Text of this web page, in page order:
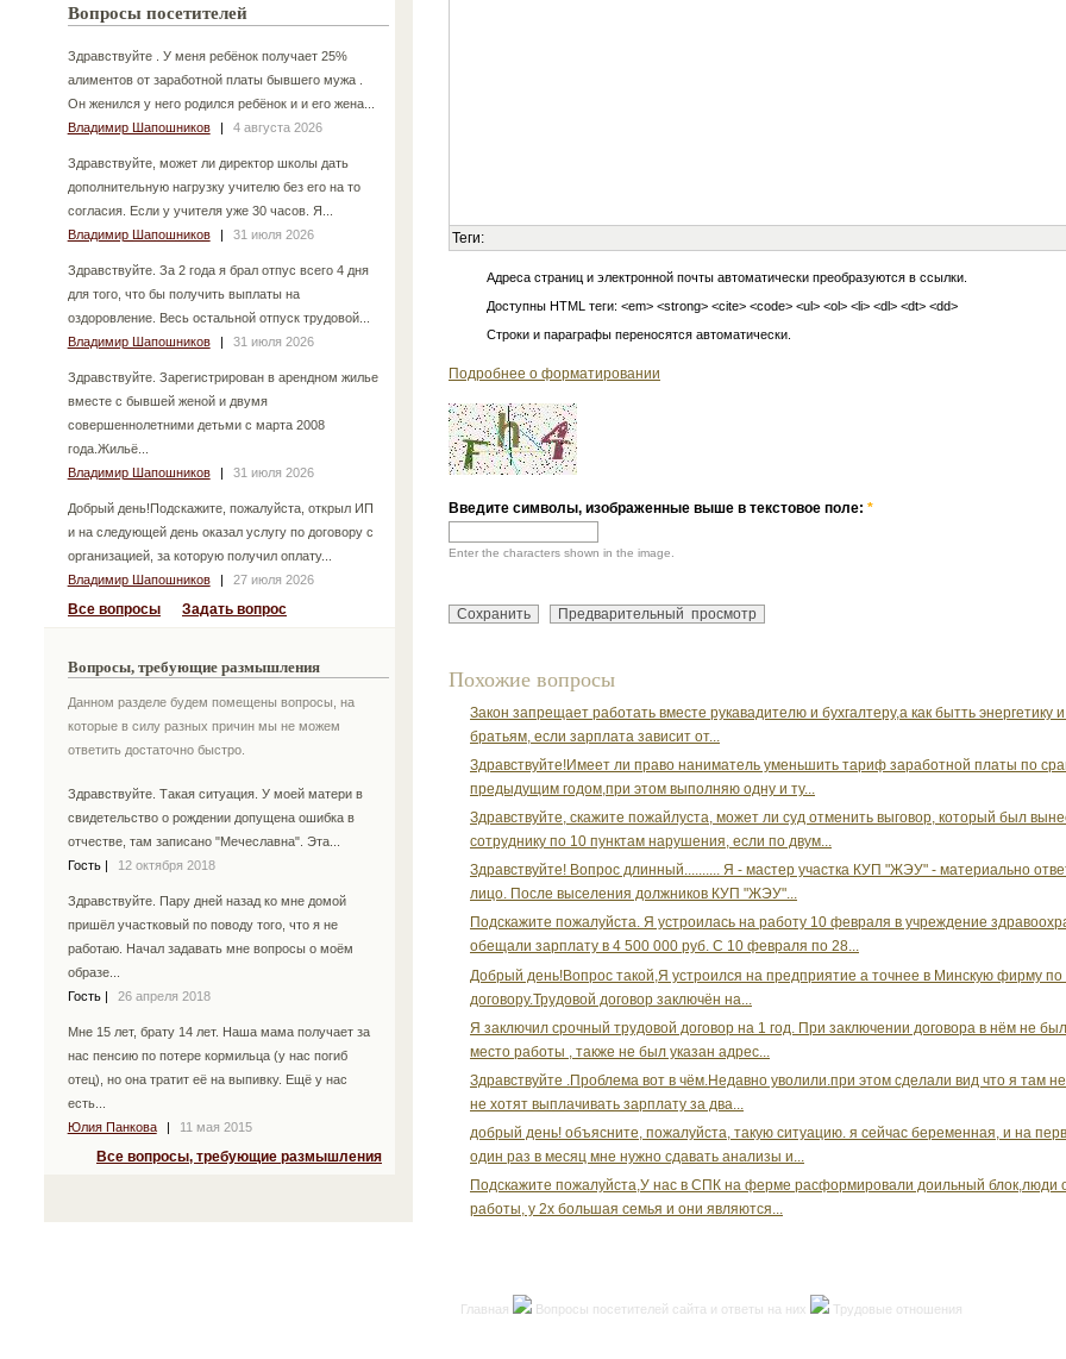
Вопросы посетителей
Здравствуйте . У меня ребёнок получает 25%
алиментов от заработной платы бывшего мужа .
Он женился у него родился ребёнок и и его жена...
Владимир Шапошников
| 4 августа 2026
Здравствуйте, может ли директор школы дать
дополнительную нагрузку учителю без его на то
согласия. Если у учителя уже 30 часов. Я...
Владимир Шапошников
| 31 июля 2026
Здравствуйте. За 2 года я брал отпус всего 4 дня
для того, что бы получить выплаты на
оздоровление. Весь остальной отпуск трудовой...
Владимир Шапошников
| 31 июля 2026
Здравствуйте. Зарегистрирован в арендном жилье
вместе с бывшей женой и двумя
совершеннолетними детьми с марта 2008
года.Жильё...
Владимир Шапошников
| 31 июля 2026
Добрый день!Подскажите, пожалуйста, открыл ИП
и на следующей день оказал услугу по договору с
организацией, за которую получил оплату...
Владимир Шапошников
| 27 июля 2026
Все вопросы Задать вопрос
Вопросы, требующие размышления
Данном разделе будем помещены вопросы, на
которые в силу разных причин мы не можем
ответить достаточно быстро.
Здравствуйте. Такая ситуация. У моей матери в
свидетельство о рождении допущена ошибка в
отчестве, там записано "Мечеславна". Эта...
Гость
12 октября 2018
Здравствуйте. Пару дней назад ко мне домой
пришёл участковый по поводу того, что я не
работаю. Начал задавать мне вопросы о моём
образе...
Гость
26 апреля 2018
Мне 15 лет, брату 14 лет. Наша мама получает за
нас пенсию по потере кормильца (у нас погиб
отец), но она тратит её на выпивку. Ещё у нас
есть...
Юлия Панкова
11 мая 2015
Все вопросы, требующие размышления
Теги:
Адреса страниц и электронной почты автоматически преобразуются в ссылки.
Доступны HTML теги: <em> <strong> <cite> <code> <ul> <ol> <li> <dl> <dt> <dd>
Строки и параграфы переносятся автоматически.
Подробнее о форматировании
Введите символы, изображенные выше в текстовое поле: *
Enter the characters shown in the image.
Похожие вопросы
Закон запрещает работать вместе рукавадителю и бухгалтеру,а как бытть энергетику и
братьям, если зарплата зависит от...
Здравствуйте!Имеет ли право наниматель уменьшить тариф заработной платы по
предыдущим годом,при этом выполняю одну и ту...
Здравствуйте, скажите пожайлуста, может ли суд отменить выговор, который был
сотруднику по 10 пунктам нарушения, если по двум...
Здравствуйте! Вопрос длинный.......... Я - мастер участка КУП "ЖЭУ" - материально
лицо. После выселения должников КУП "ЖЭУ"...
Подскажите пожалуйста. Я устроилась на работу 10 февраля в учреждение
обещали зарплату в 4 500 000 руб. С 10 февраля по 28...
Добрый день!Вопрос такой,Я устроился на предприятие а точнее в Минскую фирму по
договору.Трудовой договор заключён на...
Я заключил срочный трудовой договор на 1 год. При заключении договора в нём не
место работы , также не был указан адрес...
Здравствуйте .Проблема вот в чём.Недавно уволили.при этом сделали вид что я там
не хотят выплачивать зарплату за два...
добрый день! объясните, пожалуйста, такую ситуацию. я сейчас беременная, и на
один раз в месяц мне нужно сдавать анализы и...
Подскажите пожалуйста,У нас в СПК на ферме расформировали доильный блок,люди
работы, у 2х большая семья и они являются...
Главная Вопросы посетителей сайта и ответы на них Трудовые отношения